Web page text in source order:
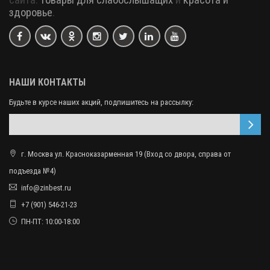
здоровье.
НАШИ КОНТАКТЫ
Будьте в курсе наших акций, подпишитесь на рассылку:
г. Москва ул. Красноказарменная 19 (Вход со двора, справа от
подъезда №4)
info@zinbest.ru
+7 (901) 546-21-23
ПН-ПТ: 10:00-18:00